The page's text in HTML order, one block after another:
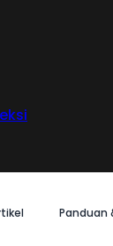
Panduan